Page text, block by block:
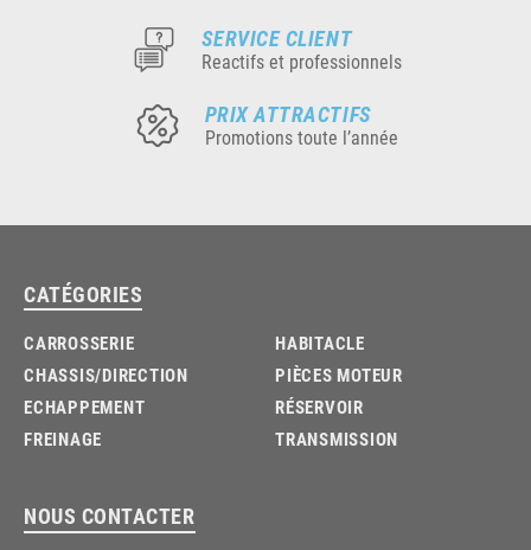
SERVICE CLIENT
Reactifs et professionnels
PRIX ATTRACTIFS
Promotions toute l’année
CATÉGORIES
CARROSSERIE
CHASSIS/DIRECTION
ECHAPPEMENT
FREINAGE
HABITACLE
PIÈCES MOTEUR
RÉSERVOIR
TRANSMISSION
NOUS CONTACTER